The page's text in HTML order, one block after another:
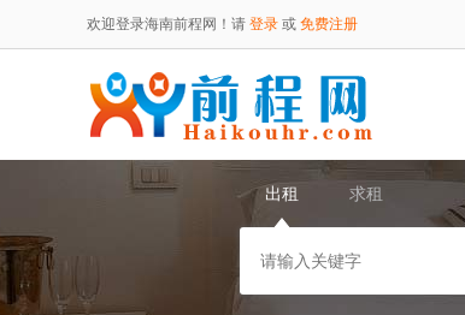
欢迎登录海南前程网！请 登录 或 免费注册
出租 求租